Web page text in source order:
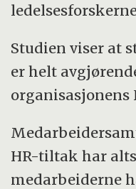
Studien viser at
er helt
organisasjonens
HR-tiltak har
medarbeiderne